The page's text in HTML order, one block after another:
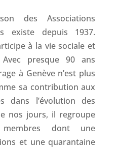
des Associations
existe depuis 1937.
à la vie sociale et
presque 90 ans
à Genève n’est plus
sa contribution aux
dans l’évolution des
nos jours, il regroupe
dont une
et une quarantaine